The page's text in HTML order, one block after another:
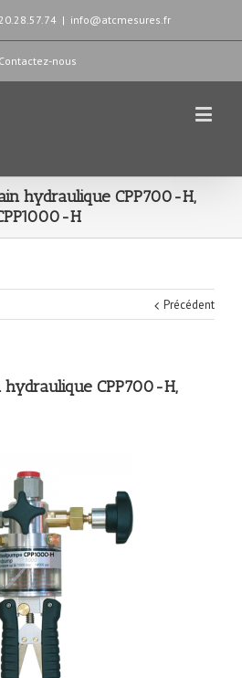
| info@atcmesures.fr
Contactez-nous
hydraulique CPP700-H,
H
Précédent
hydraulique CPP700-H,